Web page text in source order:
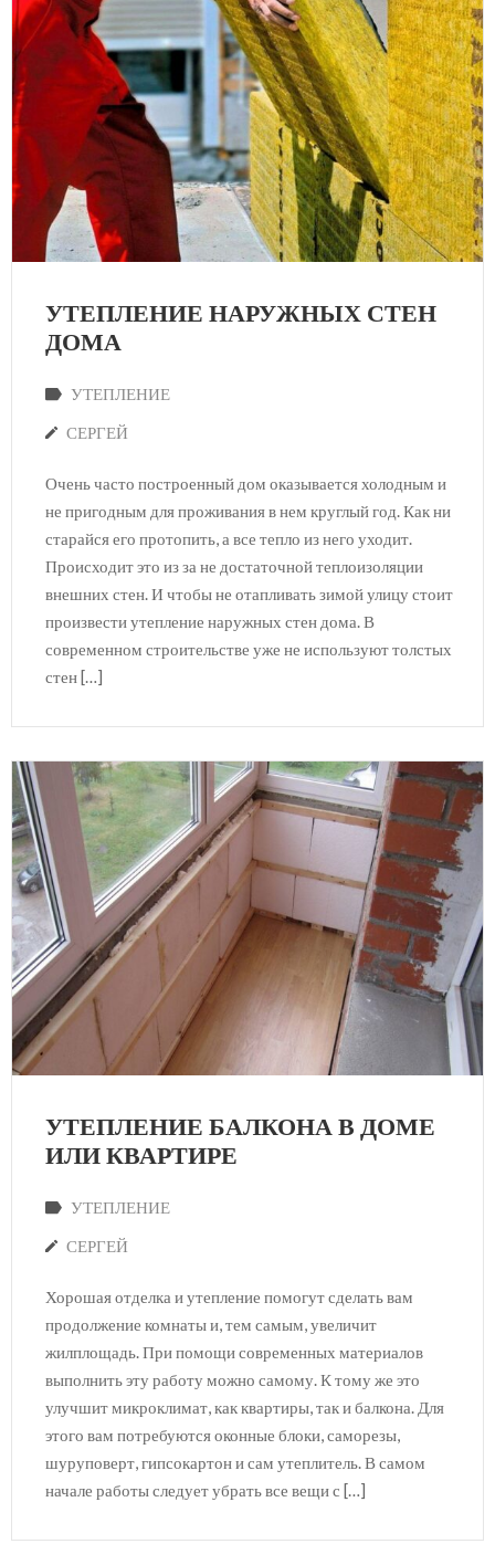
УТЕПЛЕНИЕ НАРУЖНЫХ СТЕН
ДОМА
УТЕПЛЕНИЕ
СЕРГЕЙ
Очень часто построенный дом оказывается холодным и
не пригодным для проживания в нем круглый год. Как ни
старайся его протопить, а все тепло из него уходит.
Происходит это из за не достаточной теплоизоляции
внешних стен. И чтобы не отапливать зимой улицу стоит
произвести утепление наружных стен дома. В
современном строительстве уже не используют толстых
стен […]
УТЕПЛЕНИЕ БАЛКОНА В ДОМЕ
ИЛИ КВАРТИРЕ
УТЕПЛЕНИЕ
СЕРГЕЙ
Хорошая отделка и утепление помогут сделать вам
продолжение комнаты и, тем самым, увеличит
жилплощадь. При помощи современных материалов
выполнить эту работу можно самому. К тому же это
улучшит микроклимат, как квартиры, так и балкона. Для
этого вам потребуются оконные блоки, саморезы,
шуруповерт, гипсокартон и сам утеплитель. В самом
начале работы следует убрать все вещи с […]